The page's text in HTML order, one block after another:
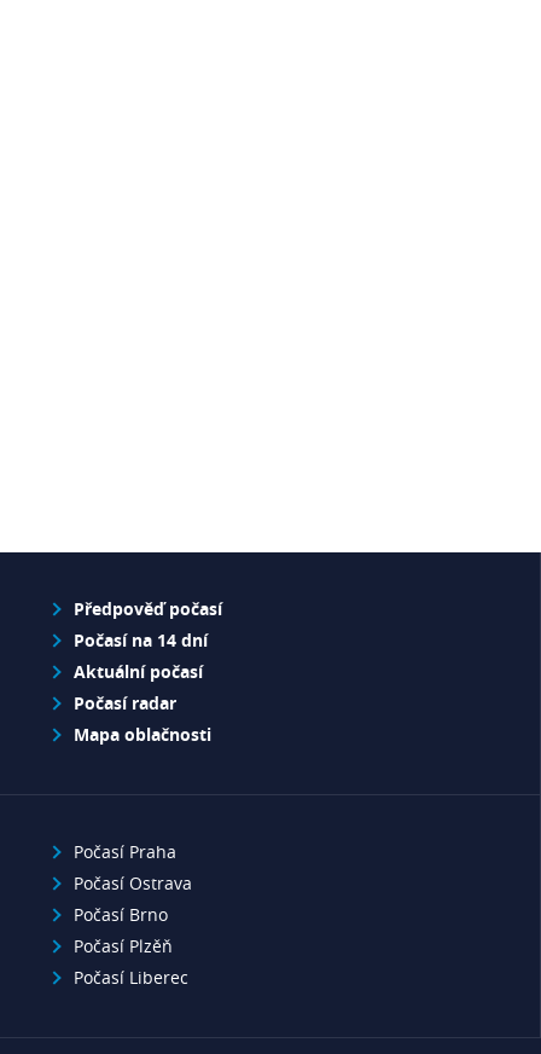
Předpověď počasí
Počasí na 14 dní
Aktuální počasí
Počasí radar
Mapa oblačnosti
Počasí Praha
Počasí Ostrava
Počasí Brno
Počasí Plzěň
Počasí Liberec